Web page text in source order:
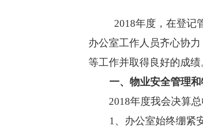
2018年度，在登记
办公室工作人员齐心协
等工作并取得良好的成绩
一、 物业安全管理
2018年度我会决算总
1、办公室始终绷紧